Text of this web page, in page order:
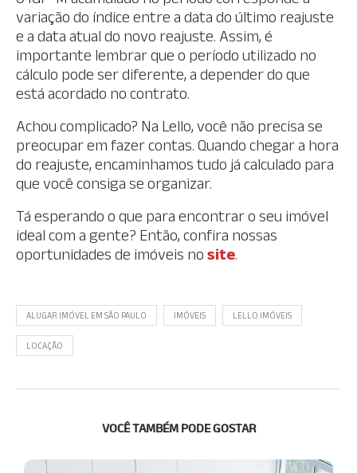
variação do índice entre a data do último reajuste
e a data atual do novo reajuste. Assim, é
importante lembrar que o período utilizado no
cálculo pode ser diferente, a depender do que
está acordado no contrato.
Achou complicado? Na Lello, você não precisa se
preocupar em fazer contas. Quando chegar a hora
do reajuste, encaminhamos tudo já calculado para
que você consiga se organizar.
Tá esperando o que para encontrar o seu imóvel
ideal com a gente? Então, confira nossas
oportunidades de imóveis no site.
ALUGAR IMÓVEL EM SÃO PAULO IMÓVEIS LELLO IMÓVEIS
LOCAÇÃO
VOCÊ TAMBÉM PODE GOSTAR